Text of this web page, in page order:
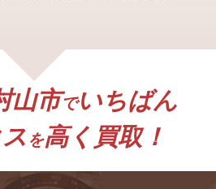
山市でいちばん
を高く買取！